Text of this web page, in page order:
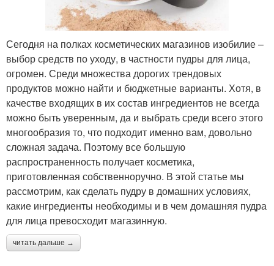
Сегодня на полках косметических магазинов изобилие –
выбор средств по уходу, в частности пудры для лица,
огромен. Среди множества дорогих трендовых
продуктов можно найти и бюджетные варианты. Хотя, в
качестве входящих в их состав ингредиентов не всегда
можно быть уверенным, да и выбрать среди всего этого
многообразия то, что подходит именно вам, довольно
сложная задача. Поэтому все большую
распространенность получает косметика,
приготовленная собственноручно. В этой статье мы
рассмотрим, как сделать пудру в домашних условиях,
какие ингредиенты необходимы и в чем домашняя пудра
для лица превосходит магазинную.
читать дальше →